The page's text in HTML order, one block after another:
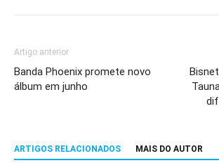
Artigo anterior
Banda Phoenix promete novo
álbum em junho
ARTIGOS RELACIONADOS MAIS DO AUTOR